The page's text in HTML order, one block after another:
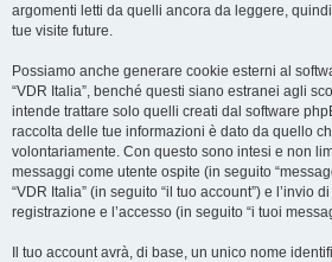
argomenti letti da quelli ancora da leggere,
tue visite future.
Possiamo anche generare cookie esterni al
“VDR Italia”, benché questi siano estranei agli
intende trattare solo quelli creati dal software
raccolta delle tue informazioni è dato da quello
volontariamente. Con questo sono intesi e non
messaggi come utente ospite (in seguito
“VDR Italia” (in seguito “il tuo account”) e l’invio
registrazione e l’accesso (in seguito “i tuoi
Il tuo account avrà, di base, un unico nome